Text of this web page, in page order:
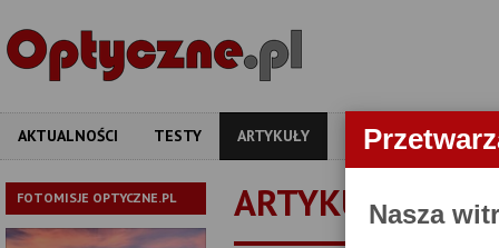
Nasza
AKTUALNOŚCI TESTY ARTYKUŁY APARATY
FOTOMISJE OPTYCZNE.PL ARTYKUŁY